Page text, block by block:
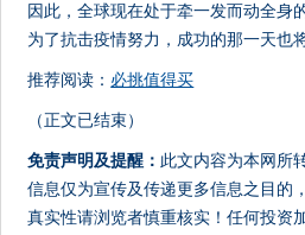
因此，全球现在处于牵一发而动全身
为了抗击疫情努力，成功的那一天也
推荐阅读： 必挑值得买
（正文已结束）
免责声明及提醒： 此文内容为本网所
信息仅为宣传及传递更多信息之目的
真实性请浏览者慎重核实！任何投资